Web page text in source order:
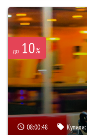
до 10%
08:00:47 Купили: